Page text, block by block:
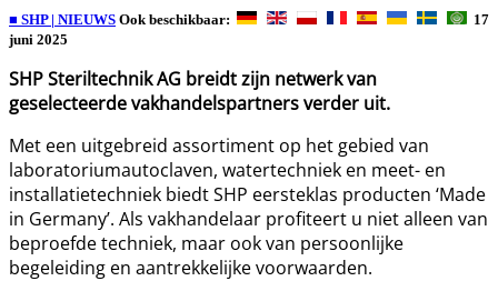
■ SHP | NIEUWS Ook beschikbaar:
17
juni 2025
SHP Steriltechnik AG breidt zijn netwerk van
geselecteerde vakhandelspartners verder uit.
Met een uitgebreid assortiment op het gebied van
laboratoriumautoclaven, watertechniek en meet- en
installatietechniek biedt SHP eersteklas producten ‘Made
in Germany’. Als vakhandelaar profiteert u niet alleen van
beproefde techniek, maar ook van persoonlijke
begeleiding en aantrekkelijke voorwaarden.